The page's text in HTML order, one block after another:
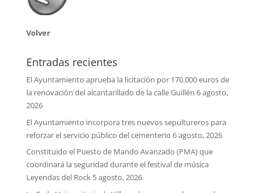
Volver
Entradas recientes
El Ayuntamiento aprueba la licitación por 170.000 euros de
la renovación del alcantarillado de la calle Guillén 6 agosto,
2026
El Ayuntamiento incorpora tres nuevos sepultureros para
reforzar el servicio público del cementerio 6 agosto, 2026
Constituido el Puesto de Mando Avanzado (PMA) que
coordinará la seguridad durante el festival de música
Leyendas del Rock 5 agosto, 2026